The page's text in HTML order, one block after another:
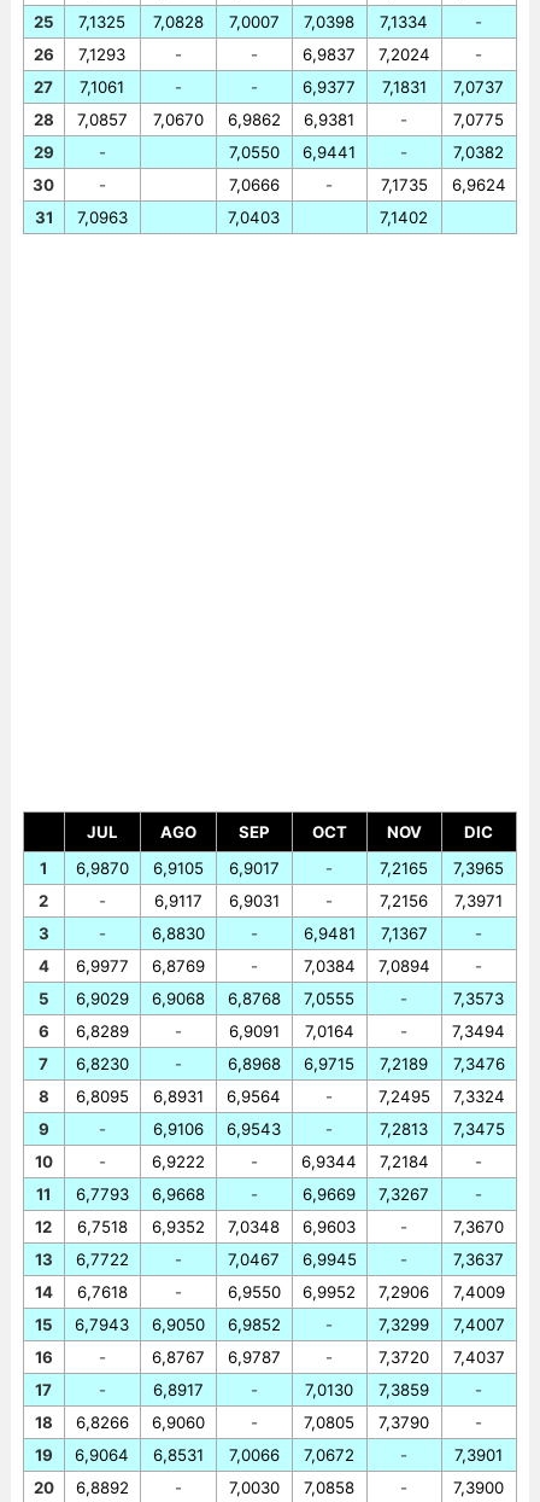
25
26
27
28
29
30
31
7,1325
7,1293
7,1061
7,0857
-
-
7,0963
7,0828
-
-
7,0670
7,0007
-
-
6,9862
7,0550
7,0666
7,0403
7,0398
6,9837
6,9377
6,9381
6,9441
-
7,1334
7,2024
7,1831
-
-
7,1735
7,1402
-
-
7,0737
7,0775
7,0382
6,9624
JUL AGO SEP OCT NOV
DIC
1
2
3
4
5
6
7
8
9
10
11
12
13
14
15
16
17
18
19
20
6,9870
-
-
6,9977
6,9029
6,8289
6,8230
6,8095
-
-
6,7793
6,7518
6,7722
6,7618
6,7943
-
-
6,8266
6,9064
6,8892
6,9105
6,9117
6,8830
6,8769
6,9068
-
-
6,8931
6,9106
6,9222
6,9668
6,9352
-
-
6,9050
6,8767
6,8917
6,9060
6,8531
-
6,9017
6,9031
-
-
6,8768
6,9091
6,8968
6,9564
6,9543
-
-
7,0348
7,0467
6,9550
6,9852
6,9787
-
-
7,0066
7,0030
-
-
6,9481
7,0384
7,0555
7,0164
6,9715
-
-
6,9344
6,9669
6,9603
6,9945
6,9952
-
-
7,0130
7,0805
7,0672
7,0858
7,2165
7,2156
7,1367
7,0894
-
-
7,2189
7,2495
7,2813
7,2184
7,3267
-
-
7,2906
7,3299
7,3720
7,3859
7,3790
-
-
7,3965
7,3971
-
-
7,3573
7,3494
7,3476
7,3324
7,3475
-
-
7,3670
7,3637
7,4009
7,4007
7,4037
-
-
7,3901
7,3900